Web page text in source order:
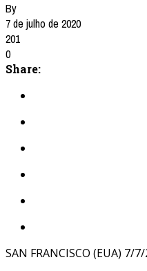
By
7 de julho de 2020
201
0
Share:
SAN FRANCISCO (EUA) 7/